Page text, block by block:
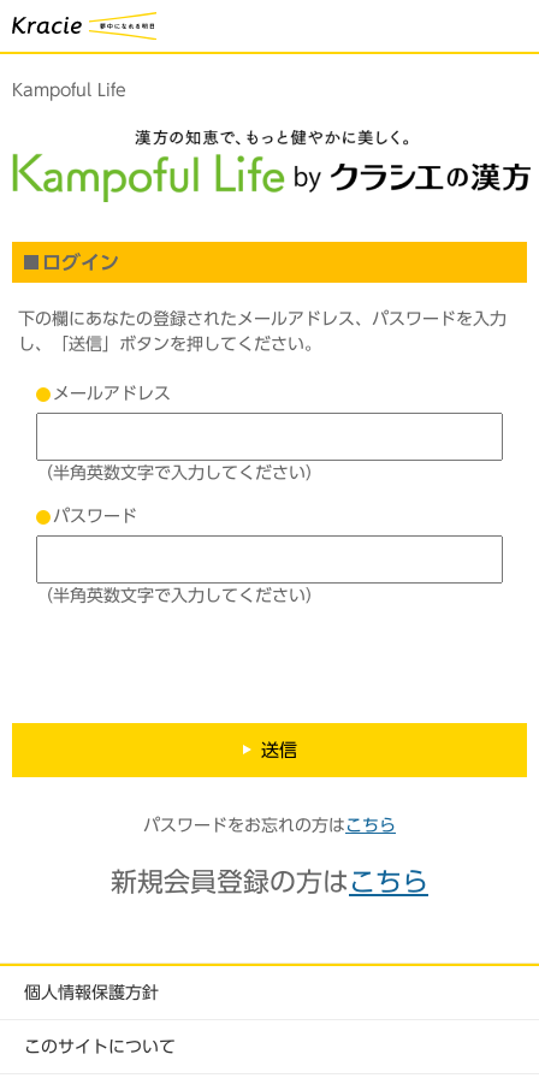
Kampoful Life
ログイン
下の欄にあなたの登録されたメールアドレス、パスワードを入力
し、「送信」ボタンを押してください。
メールアドレス
（半角英数文字で入力してください）
パスワード
（半角英数文字で入力してください）
送信
パスワードをお忘れの方は こちら
新規会員登録の方は こちら
個人情報保護方針
このサイトについて